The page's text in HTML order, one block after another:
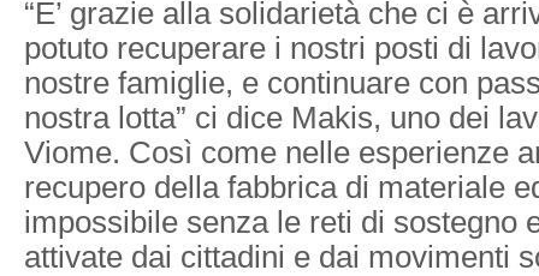
“E’ grazie alla solidarietà che ci è
potuto recuperare i nostri posti di
nostre famiglie, e continuare con
nostra lotta” ci dice Makis, uno dei
Viome. Così come nelle esperienze
recupero della fabbrica di materiale
impossibile senza le reti di sostegno
attivate dai cittadini e dai movimenti